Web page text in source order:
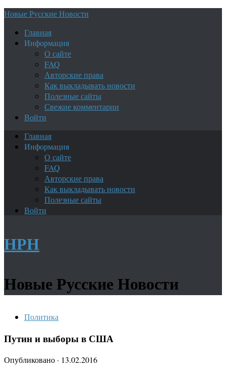
Новые Русские Новости
Главная
Информация
О сайте
FAQ
Авторские права
Как выкладывать новости
Полезные сайты
Свежие комментарии
Войти
Главная
Информация
О сайте
FAQ
Авторские права
Как выкладывать новости
Полезные сайты
Войти
НРН
Новые Русские Новости
Политика
Путин и выборы в США
Опубликовано · 13.02.2016